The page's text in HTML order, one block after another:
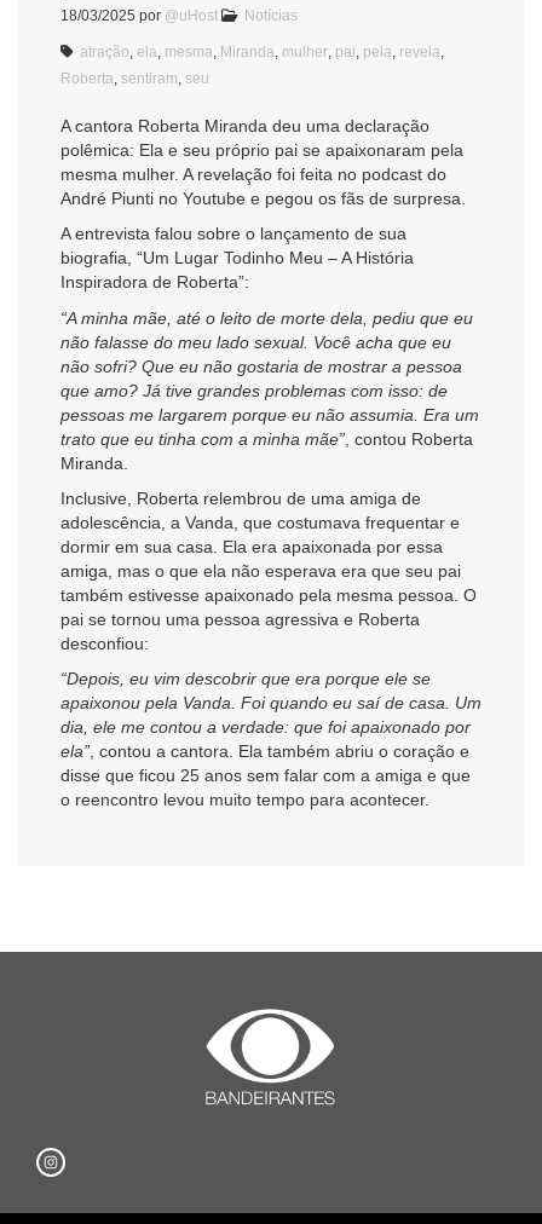
18/03/2025 por @uHost Notícias
atração ela mesma Miranda mulher pai pela revela
Roberta sentiram seu
A cantora Roberta Miranda deu uma declaração
polêmica: Ela e seu próprio pai se apaixonaram pela
mesma mulher. A revelação foi feita no podcast do
André Piunti no Youtube e pegou os fãs de surpresa.
A entrevista falou sobre o lançamento de sua
biografia, “Um Lugar Todinho Meu – A História
Inspiradora de Roberta”:
“A minha mãe, até o leito de morte dela, pediu que eu
não falasse do meu lado sexual. Você acha que eu
não sofri? Que eu não gostaria de mostrar a pessoa
que amo? Já tive grandes problemas com isso: de
pessoas me largarem porque eu não assumia. Era um
trato que eu tinha com a minha mãe” , contou Roberta
Miranda.
Inclusive, Roberta relembrou de uma amiga de
adolescência, a Vanda, que costumava frequentar e
dormir em sua casa. Ela era apaixonada por essa
amiga, mas o que ela não esperava era que seu pai
também estivesse apaixonado pela mesma pessoa. O
pai se tornou uma pessoa agressiva e Roberta
desconfiou:
“Depois, eu vim descobrir que era porque ele se
apaixonou pela Vanda. Foi quando eu saí de casa. Um
dia, ele me contou a verdade: que foi apaixonado por
ela”, contou a cantora. Ela também abriu o coração e
disse que ficou 25 anos sem falar com a amiga e que
o reencontro levou muito tempo para acontecer.